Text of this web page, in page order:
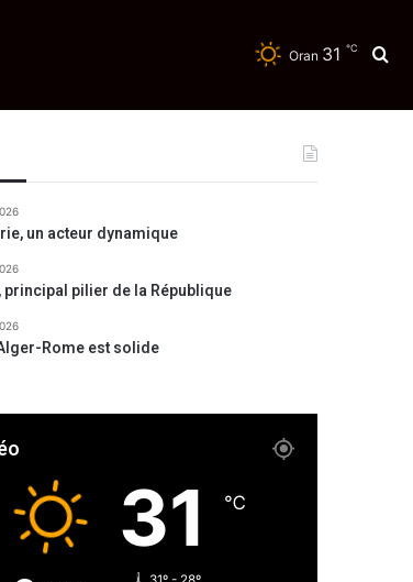
Oran 31 ℃
un acteur dynamique
principal pilier de la République
Rome est solide
31 ℃